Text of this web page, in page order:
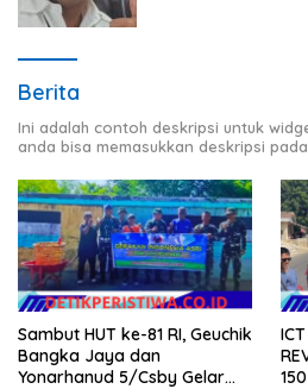
Berita
Ini adalah contoh deskripsi untuk
anda bisa memasukkan deskripsi
Sambut HUT ke-81 RI, Geuchik
Bangka Jaya dan
Yonarhanud 5/Csby Gelar